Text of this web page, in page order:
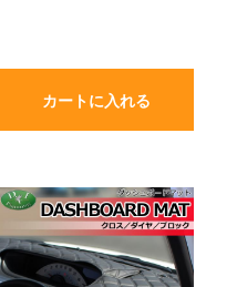
カートに入れる